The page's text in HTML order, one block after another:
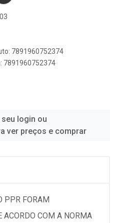
7891960752374
7891960752374
seu login ou
ver preços e comprar
PPR FORAM
ACORDO COM A NORMA